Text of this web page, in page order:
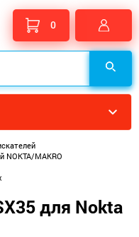
0
NOKTA/MAKRO
для Nokta